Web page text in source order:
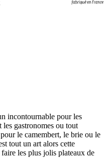
incontournable pour les
les gastronomes ou tout
le camembert, le brie ou le
tout un art alors cette
les plus jolis plateaux de